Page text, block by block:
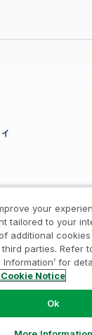
プライバシーとクッ
規約 / 個人情報
International
your
tailored to your
additional
parties. Refer
Information’ for
Notice
Ok